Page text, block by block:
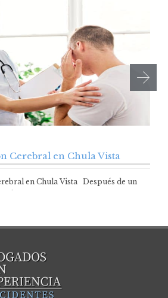
Cerebral en Chula Vista
en Chula Vista Después de un